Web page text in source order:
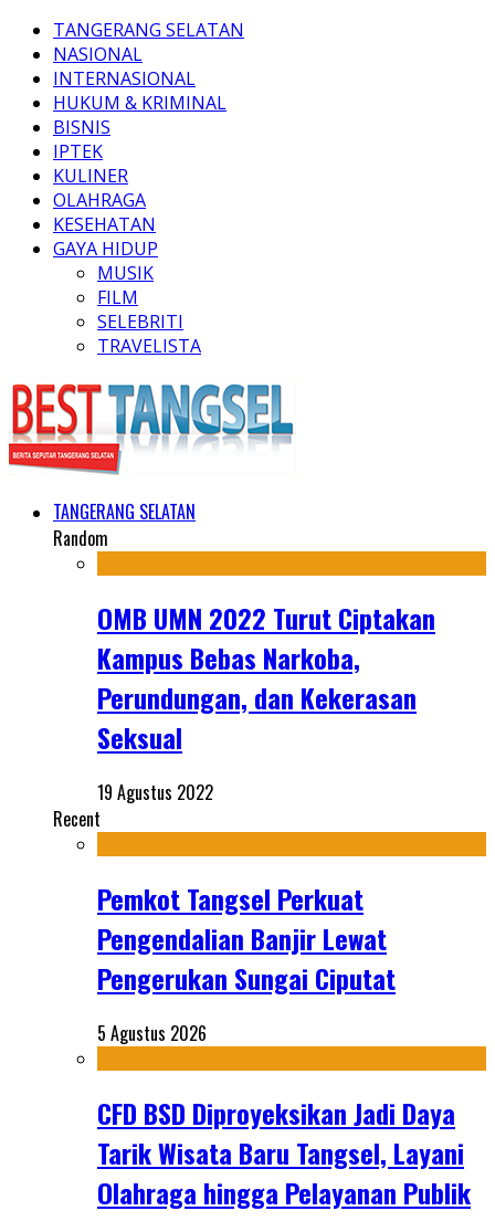
TANGERANG SELATAN
NASIONAL
INTERNASIONAL
HUKUM & KRIMINAL
BISNIS
IPTEK
KULINER
OLAHRAGA
KESEHATAN
GAYA HIDUP
MUSIK
FILM
SELEBRITI
TRAVELISTA
TANGERANG SELATAN
Random
OMB UMN 2022 Turut Ciptakan
Kampus Bebas Narkoba,
Perundungan, dan Kekerasan
Seksual
19 Agustus 2022
Recent
Pemkot Tangsel Perkuat
Pengendalian Banjir Lewat
Pengerukan Sungai Ciputat
5 Agustus 2026
CFD BSD Diproyeksikan Jadi Daya
Tarik Wisata Baru Tangsel, Layani
Olahraga hingga Pelayanan Publik